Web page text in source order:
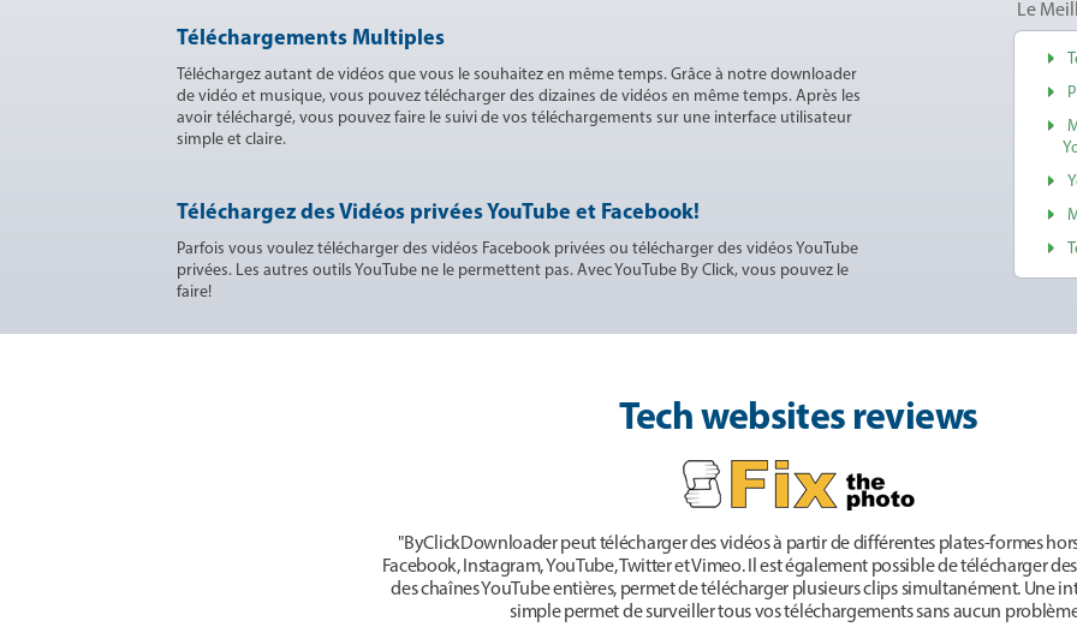
Téléchargements Multiples
Téléchargez autant de vidéos que vous le souhaitez en même temps. Grâce à notre downloader
de vidéo et musique, vous pouvez télécharger des dizaines de vidéos en même temps. Après les
avoir téléchargé, vous pouvez faire le suivi de vos téléchargements sur une interface utilisateur
simple et claire.
Téléchargez des Vidéos privées YouTube et Facebook!
Parfois vous voulez télécharger des vidéos Facebook privées ou télécharger des vidéos YouTube
privées. Les autres outils YouTube ne le permettent pas. Avec YouTube By Click, vous pouvez le
faire!
Le
Tech websites reviews
"ByClickDownloader peut télécharger des vidéos à partir de différentes plates-formes
Facebook, Instagram, YouTube, Twitter et Vimeo. Il est également possible de télécharger
des chaînes YouTube entières, permet de télécharger plusieurs clips simultanément. Une
simple permet de surveiller tous vos téléchargements sans aucun